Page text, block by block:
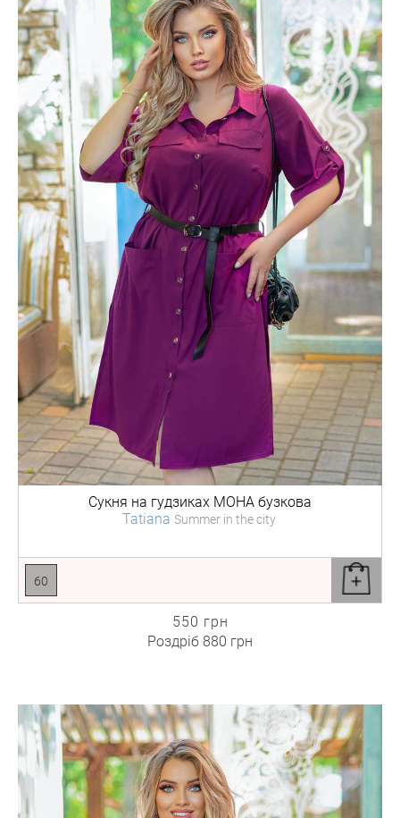
Сукня на гудзиках МОНА бузкова
Tatiana Summer in the city
60
550 грн
Роздріб 880 грн